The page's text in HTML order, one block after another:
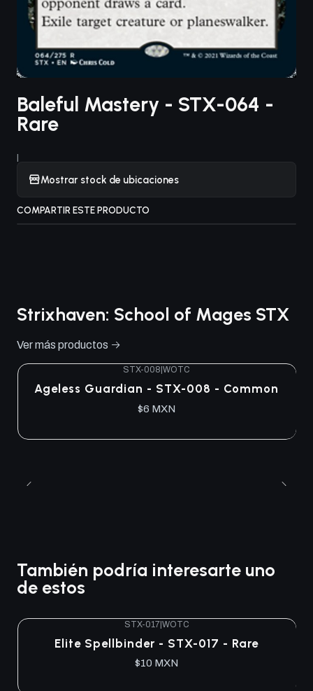
Baleful Mastery - STX-064 -
Rare
|
Mostrar stock de ubicaciones
COMPARTIR ESTE PRODUCTO
Strixhaven: School of Mages STX
Ver más productos
STX-008 WOTC
Ageless Guardian - STX-008 - Common
$6 MXN
También podría interesarte uno
de estos
Agotado
STX-017|WOTC
Elite Spellbinder - STX-017 - Rare
$10 MXN